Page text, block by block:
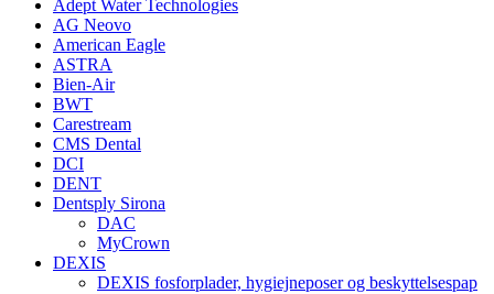
Adept Water Technologies
AG Neovo
American Eagle
ASTRA
Bien-Air
BWT
Carestream
CMS Dental
DCI
DENT
Dentsply Sirona
DAC
MyCrown
DEXIS
DEXIS fosforplader, hygiejneposer og beskyttelsespap